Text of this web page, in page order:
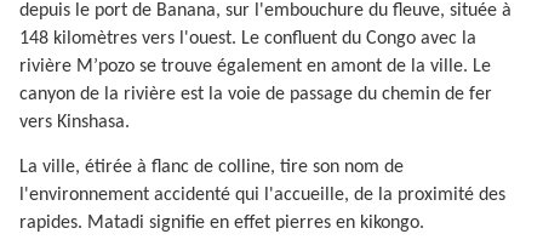
depuis le port de Banana, sur l'embouchure du fleuve, située à
148 kilomètres vers l'ouest. Le confluent du Congo avec la
rivière M’pozo se trouve également en amont de la ville. Le
canyon de la rivière est la voie de passage du chemin de fer
vers Kinshasa.
La ville, étirée à flanc de colline, tire son nom de
l'environnement accidenté qui l'accueille, de la proximité des
rapides. Matadi signifie en effet pierres en kikongo.